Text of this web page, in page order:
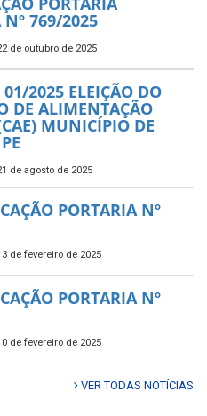
Nº 769/2025
de outubro de 2025
01/2025 ELEIÇÃO DO
DE ALIMENTAÇÃO
MUNICÍPIO DE
de agosto de 2025
PORTARIA Nº
de fevereiro de 2025
PORTARIA Nº
de fevereiro de 2025
VER TODAS NOTÍCIAS